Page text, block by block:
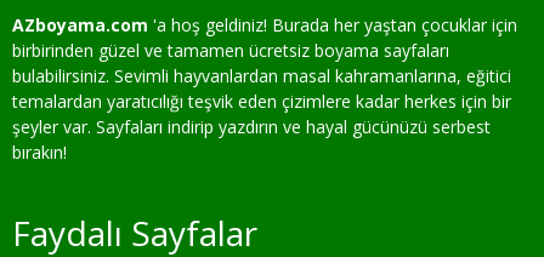
AZboyama.com 'a hoş geldiniz! Burada her yaştan çocuklar için
birbirinden güzel ve tamamen ücretsiz boyama sayfaları
bulabilirsiniz. Sevimli hayvanlardan masal kahramanlarına, eğitici
temalardan yaratıcılığı teşvik eden çizimlere kadar herkes için bir
şeyler var. Sayfaları indirip yazdırın ve hayal gücünüzü serbest
bırakın!
Faydalı Sayfalar